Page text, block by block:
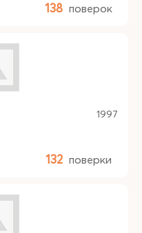
138 поверок
1997
132 поверки